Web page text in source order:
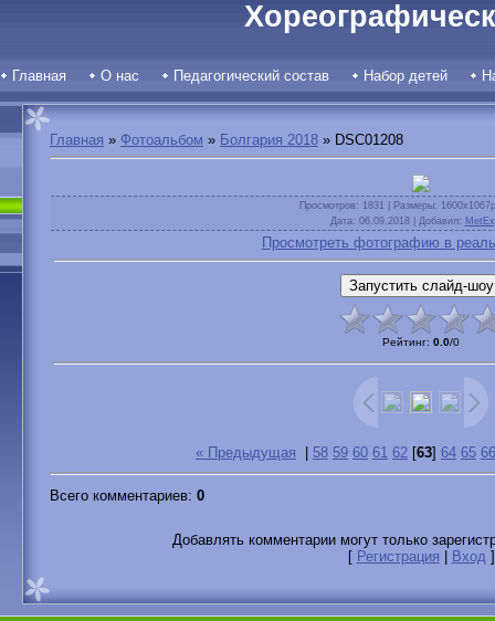
Главная О нас Педагогический состав Набор детей
Главная » Фотоальбом » Болгария 2018 » DSC01208
Просмотров: 1831 | Размеры:
Дата: 06.09.2018 | Добавил:
Просмотреть фотографию в
Рейтинг: 0.0/0
« Предыдущая 58 59 60 61 62 [63] 64 65 66
Всего комментариев: 0
Добавлять комментарии могут только
[ Регистрация Вход]